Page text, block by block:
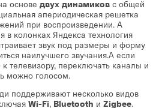
основе двух динамиков с общей
апериодическая решетка
при воспроизведении. А
в колонках Яндекса технология
звук под размеры и форму
наилучшего звучания.А если
к телевизору, переключать каналы и
можно голосом.
поддерживают несколько видов
Wi-Fi, Bluetooth и Zigbee.